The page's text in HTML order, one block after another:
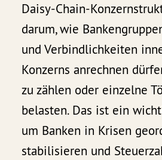
Daisy-Chain-
darum, wie
und Verbindlichkeiten
Konzerns anrechnen
zu zählen oder einzelne
belasten. Das ist ein
um Banken in Krisen
stabilisieren und